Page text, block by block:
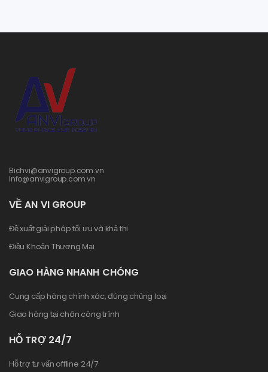
Bichvi@anvigroup.com.vn
Info@anvigroup.com.vn
VỀ AN VI GROUP
Đề xuất giải pháp tối ưu và khả thi
Điều Khoản Thương Mại
GIAO HÀNG NHANH CHÓNG
Cung cấp hàng chính xác, đúng chủng loại
Giao hàng tại chân công trình
HỖ TRỢ 24/7
Hỗ trợ tư vấn offline 24/7